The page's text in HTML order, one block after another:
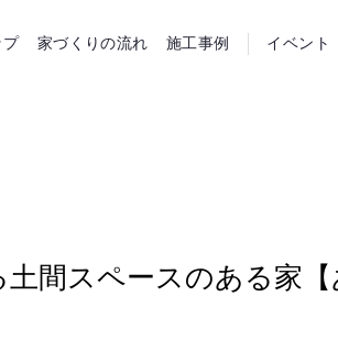
プ 家づくりの流れ 施工事例 イベント
間スペースのある家